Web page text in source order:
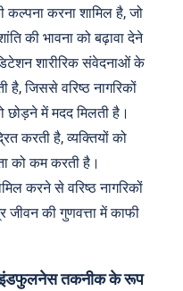
कल्पना करना शामिल है, जो
की भावना को बढ़ावा देने
शारीरिक संवेदनाओं के
है, जिससे वरिष्ठ नागरिकों
में मदद मिलती है।
करती है, व्यक्तियों को
को कम करती है।
करने से वरिष्ठ नागरिकों
की गुणवत्ता में काफी
माइंडफुलनेस तकनीक के रूप